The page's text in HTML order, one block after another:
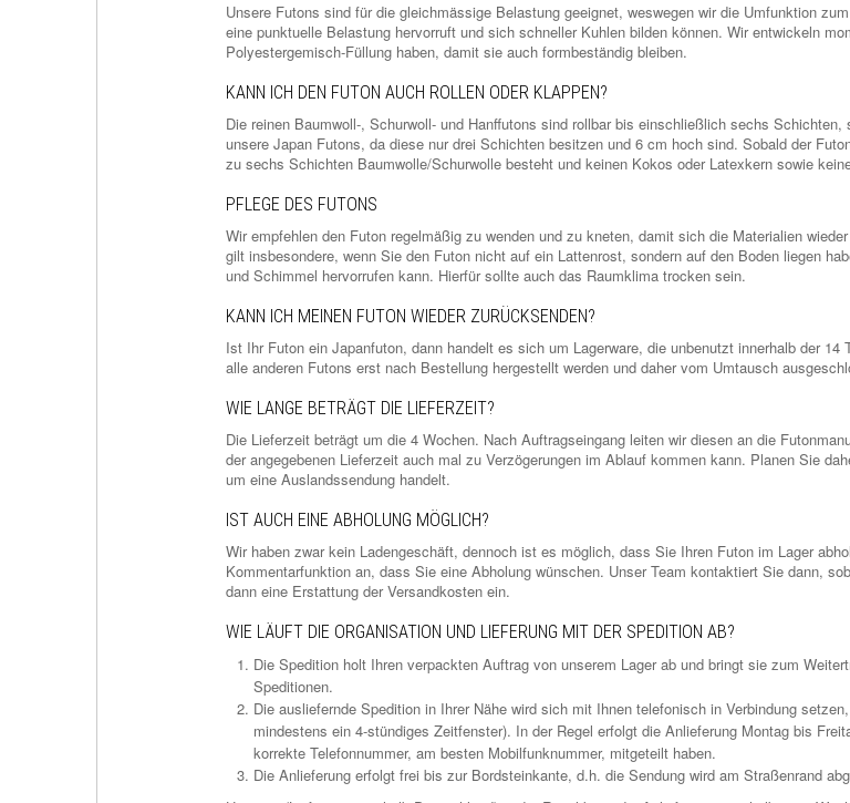
Unsere Futons sind für die gleichmässige Belastung geeignet, weswegen wir die Umfunktion
eine punktuelle Belastung hervorruft und sich schneller Kuhlen bilden können. Wir entwickeln
Polyestergemisch-Füllung haben, damit sie auch formbeständig bleiben.
KANN ICH DEN FUTON AUCH ROLLEN ODER KLAPPEN?
Die reinen Baumwoll-, Schurwoll- und Hanffutons sind rollbar bis einschließlich sechs
unsere Japan Futons, da diese nur drei Schichten besitzen und 6 cm hoch sind. Sobald der
zu sechs Schichten Baumwolle/Schurwolle besteht und keinen Kokos oder Latexkern sowie
PFLEGE DES FUTONS
Wir empfehlen den Futon regelmäßig zu wenden und zu kneten, damit sich die Materialien
gilt insbesondere, wenn Sie den Futon nicht auf ein Lattenrost, sondern auf den Boden liegen
und Schimmel hervorrufen kann. Hierfür sollte auch das Raumklima trocken sein.
KANN ICH MEINEN FUTON WIEDER ZURÜCKSENDEN?
Ist Ihr Futon ein Japanfuton, dann handelt es sich um Lagerware, die unbenutzt innerhalb der
alle anderen Futons erst nach Bestellung hergestellt werden und daher vom Umtausch
WIE LANGE BETRÄGT DIE LIEFERZEIT?
Die Lieferzeit beträgt um die 4 Wochen. Nach Auftragseingang leiten wir diesen an die
der angegebenen Lieferzeit auch mal zu Verzögerungen im Ablauf kommen kann. Planen Sie
um eine Auslandssendung handelt.
IST AUCH EINE ABHOLUNG MÖGLICH?
Wir haben zwar kein Ladengeschäft, dennoch ist es möglich, dass Sie Ihren Futon im Lager
Kommentarfunktion an, dass Sie eine Abholung wünschen. Unser Team kontaktiert Sie dann,
dann eine Erstattung der Versandkosten ein.
WIE LÄUFT DIE ORGANISATION UND LIEFERUNG MIT DER SPEDITION AB?
Die Spedition holt Ihren verpackten Auftrag von unserem Lager ab und bringt sie zum
Speditionen.
Die ausliefernde Spedition in Ihrer Nähe wird sich mit Ihnen telefonisch in Verbindung
mindestens ein 4-stündiges Zeitfenster). In der Regel erfolgt die Anlieferung Montag bis
korrekte Telefonnummer, am besten Mobilfunknummer, mitgeteilt haben.
Die Anlieferung erfolgt frei bis zur Bordsteinkante, d.h. die Sendung wird am Straßenrand